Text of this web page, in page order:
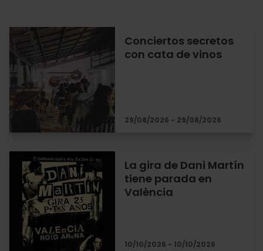
Conciertos secretos
con cata de vinos
29/08/2026 - 29/08/2026
La gira de Dani Martín
tiene parada en
València
10/10/2026 - 10/10/2026